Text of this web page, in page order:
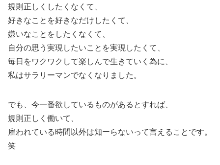
規則正しくしたくなくて、
好きなことを好きなだけしたくて、
嫌いなことをしたくなくて、
自分の思う実現したいことを実現したくて、
毎日をワクワクして楽しんで生きていく為に、
私はサラリーマンでなくなりました。
でも、今一番欲しているものがあるとすれば、
規則正しく働いて、
雇われている時間以外は知ーらないって言えることです。
笑